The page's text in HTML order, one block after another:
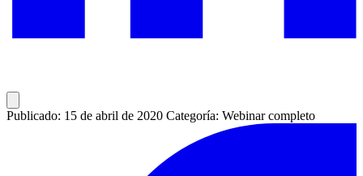
Publicado: 15 de abril de 2020 Categoría: Webinar completo